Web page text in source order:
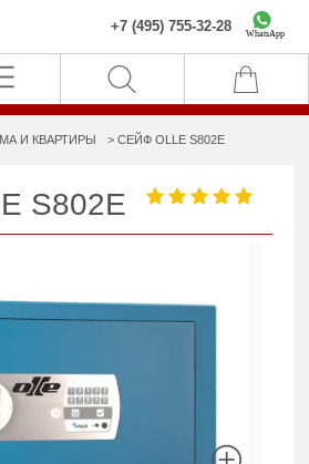
+7 (495) 755-32-28 WhatsApp
И КВАРТИРЫ СЕЙФ OLLE S802E
S802E